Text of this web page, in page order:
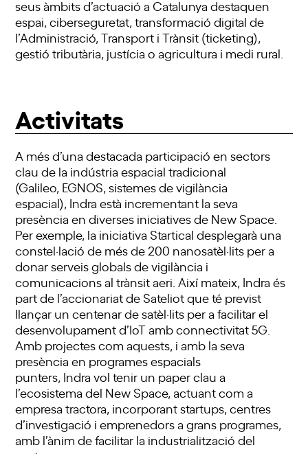
seus àmbits d’actuació a Catalunya destaquen
espai, ciberseguretat, transformació digital de
l’Administració, Transport i Trànsit (ticketing),
gestió tributària, justícia o agricultura i medi rural.
Activitats
A més d’una destacada participació en sectors
clau de la indústria espacial tradicional
(Galileo, EGNOS, sistemes de vigilància
espacial), Indra està incrementant la seva
presència en diverses iniciatives de New Space.
Per exemple, la iniciativa Startical desplegarà una
constel·lació de més de 200 nanosatèl·lits per a
donar serveis globals de vigilància i
comunicacions al trànsit aeri. Així mateix, Indra és
part de l’accionariat de Sateliot que té previst
llançar un centenar de satèl·lits per a facilitar el
desenvolupament d’IoT amb connectivitat 5G.
Amb projectes com aquests, i amb la seva
presència en programes espacials
punters, Indra vol tenir un paper clau a
l’ecosistema del New Space, actuant com a
empresa tractora, incorporant startups, centres
d’investigació i emprenedors a grans programes,
amb l’ànim de facilitar la industrialització del